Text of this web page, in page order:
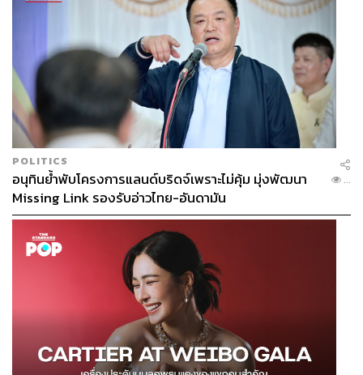
POLITICS
อนุทินย้ำพับโครงการแลนด์บริดจ์เพราะไม่คุ้ม มุ่งพัฒนา
Missing Link รองรับอ่าวไทย-อันดามัน
...